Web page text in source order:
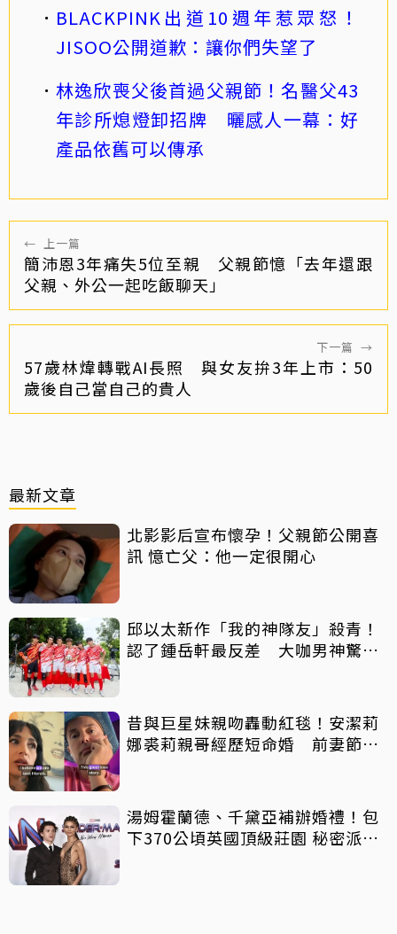
BLACKPINK出道10週年惹眾怒！
JISOO公開道歉：讓你們失望了
林逸欣喪父後首過父親節！名醫父43
年診所熄燈卸招牌 曬感人一幕：好
產品依舊可以傳承
← 上一篇
簡沛恩3年痛失5位至親 父親節憶「去年還跟
父親、外公一起吃飯聊天」
下一篇 →
57歲林煒轉戰AI長照 與女友拚3年上市：50
歲後自己當自己的貴人
最新文章
北影影后宣布懷孕！父親節公開喜
訊 憶亡父：他一定很開心
邱以太新作「我的神隊友」殺青！
認了鍾岳軒最反差 大咖男神驚喜
昔與巨星妹親吻轟動紅毯！安潔莉
娜裘莉親哥經歷短命婚 前妻節目
湯姆霍蘭德、千黛亞補辦婚禮！包
下370公頃英國頂級莊園 秘密派對